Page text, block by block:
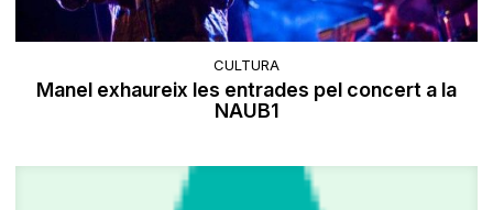
CULTURA
Manel exhaureix les entrades pel concert a la
NAUB1